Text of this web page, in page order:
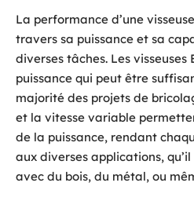
La performance d’une
travers sa puissance et sa
diverses tâches. Les
puissance qui peut être
majorité des projets de
et la vitesse variable
de la puissance, rendant
aux diverses applications,
avec du bois, du métal, ou